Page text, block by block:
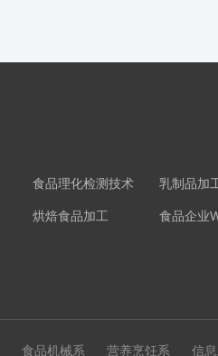
食品理化检测技术 乳制品加
烘焙食品加工 食品企业
食品机械系 营养烹饪系 信